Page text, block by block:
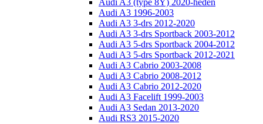
Audi A3 (type 8Y) 2020-heden
Audi A3 1996-2003
Audi A3 3-drs 2012-2020
Audi A3 3-drs Sportback 2003-2012
Audi A3 5-drs Sportback 2004-2012
Audi A3 5-drs Sportback 2012-2021
Audi A3 Cabrio 2003-2008
Audi A3 Cabrio 2008-2012
Audi A3 Cabrio 2012-2020
Audi A3 Facelift 1999-2003
Audi A3 Sedan 2013-2020
Audi RS3 2015-2020